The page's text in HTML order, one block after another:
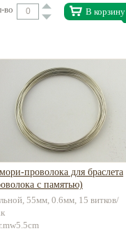
во В корзину
проволока для браслета
с памятью)
55мм, 0.6мм, 15 витков/